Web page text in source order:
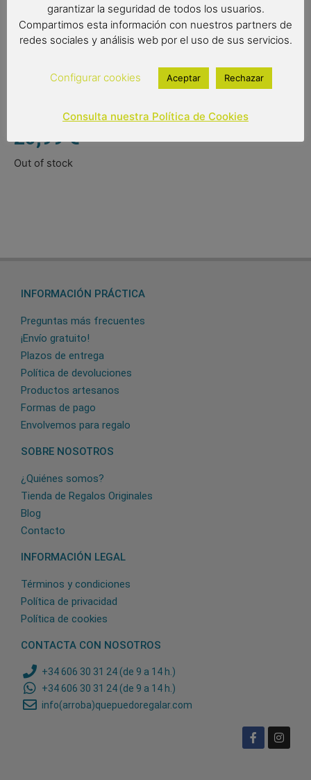
Complemento de moda
Paraguas antiviento
Color del producto: rojo
Tipo de apertura: manual
20,99€
Out of stock
INFORMACIÓN PRÁCTICA
Preguntas más frecuentes
¡Envío gratuito!
Plazos de entrega
Política de devoluciones
Productos artesanos
Formas de pago
Envolvemos para regalo
SOBRE NOSOTROS
¿Quiénes somos?
Tienda de Regalos Originales
Blog
Contacto
INFORMACIÓN LEGAL
Términos y condiciones
Política de privacidad
Política de cookies
CONTACTA CON NOSOTROS
+34 606 30 31 24 (de 9 a 14 h.)
+34 606 30 31 24 (de 9 a 14 h.)
info(arroba)quepuedoregalar.com
garantizar la seguridad de todos los usuarios.
Compartimos esta información con nuestros partners de
redes sociales y análisis web por el uso de sus servicios.
Configurar cookies Aceptar Rechazar
Consulta nuestra Política de Cookies